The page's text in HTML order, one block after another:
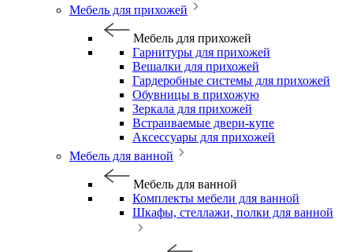
Мебель для прихожей
Мебель для прихожей
Гарнитуры для прихожей
Вешалки для прихожей
Гардеробные системы для прихожей
Обувницы в прихожую
Зеркала для прихожей
Встраиваемые двери-купе
Аксессуары для прихожей
Мебель для ванной
Мебель для ванной
Комплекты мебели для ванной
Шкафы, стеллажи, полки для ванной